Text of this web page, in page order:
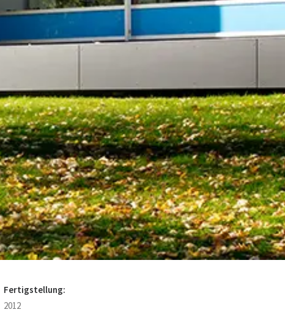
Fertigstellung:
2012